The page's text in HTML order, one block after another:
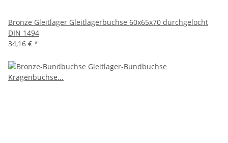
Bronze Gleitlager Gleitlagerbuchse 60x65x70 durchgelocht
DIN 1494
34,16 € *